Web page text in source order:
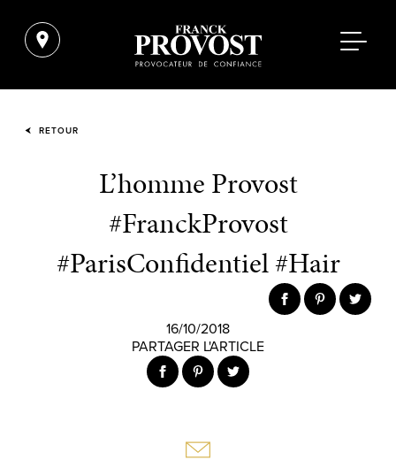
RETOUR
L’homme Provost
#FranckProvost
#ParisConfidentiel #Hair
16/10/2018
PARTAGER L'ARTICLE